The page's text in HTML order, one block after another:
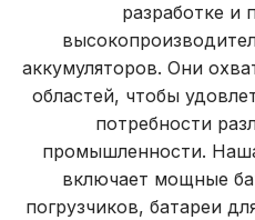
разработке и
аккумуляторов. Они
областей, чтобы
потребности
промышленности.
включает мощные
погрузчиков, батареи